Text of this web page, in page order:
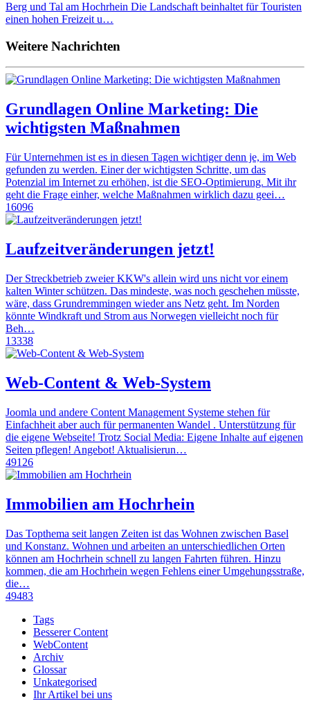
Berg und Tal am Hochrhein Die Landschaft beinhaltet für Touristen
einen hohen Freizeit u…
Weitere Nachrichten
Grundlagen Online Marketing: Die
wichtigsten Maßnahmen
Für Unternehmen ist es in diesen Tagen wichtiger denn je, im Web
gefunden zu werden. Einer der wichtigsten Schritte, um das
Potenzial im Internet zu erhöhen, ist die SEO-Optimierung. Mit ihr
geht die Frage einher, welche Maßnahmen wirklich dazu geei…
16096
Laufzeitveränderungen jetzt!
Der Streckbetrieb zweier KKW's allein wird uns nicht vor einem
kalten Winter schützen. Das mindeste, was noch geschehen müsste,
wäre, dass Grundremmingen wieder ans Netz geht. Im Norden
könnte Windkraft und Strom aus Norwegen vielleicht noch für
Beh…
13338
Web-Content & Web-System
Joomla und andere Content Management Systeme stehen für
Einfachheit aber auch für permanenten Wandel . Unterstützung für
die eigene Webseite! Trotz Social Media: Eigene Inhalte auf eigenen
Seiten pflegen! Angebot! Aktualisierun…
49126
Immobilien am Hochrhein
Das Topthema seit langen Zeiten ist das Wohnen zwischen Basel
und Konstanz. Wohnen und arbeiten an unterschiedlichen Orten
können am Hochrhein schnell zu langen Fahrten führen. Hinzu
kommen, die am Hochrhein wegen Fehlens einer Umgehungsstraße,
die…
49483
Tags
Besserer Content
WebContent
Archiv
Glossar
Unkategorised
Ihr Artikel bei uns